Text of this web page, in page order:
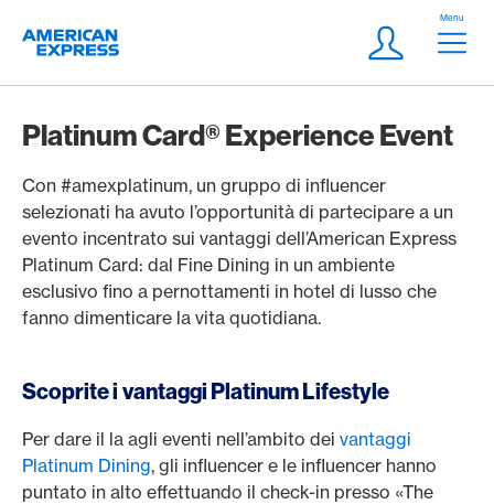
Logo
Meta
Login
Menu
Platinum Card® Experience Event
Con #amexplatinum, un gruppo di influencer
selezionati ha avuto l’opportunità di partecipare a un
evento incentrato sui vantaggi dell’American Express
Platinum Card: dal Fine Dining in un ambiente
esclusivo fino a pernottamenti in hotel di lusso che
fanno dimenticare la vita quotidiana.
Scoprite i vantaggi Platinum Lifestyle
Per dare il la agli eventi nell’ambito dei vantaggi
Platinum Dining, gli influencer e le influencer hanno
puntato in alto effettuando il check-in presso «The